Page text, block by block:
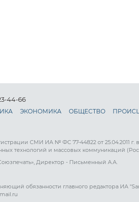
44-66
ЭКОНОМИКА ОБЩЕСТВО
СМИ ИА № ФС 77-44822 от 25.04.2011
технологий и массовых коммуникаций
Директор - Письменный А.А.
обязанности главного редактора ИА